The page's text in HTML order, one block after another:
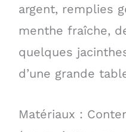
argent, remplies
menthe fraîche,
quelques
d’une grande
Matériaux :